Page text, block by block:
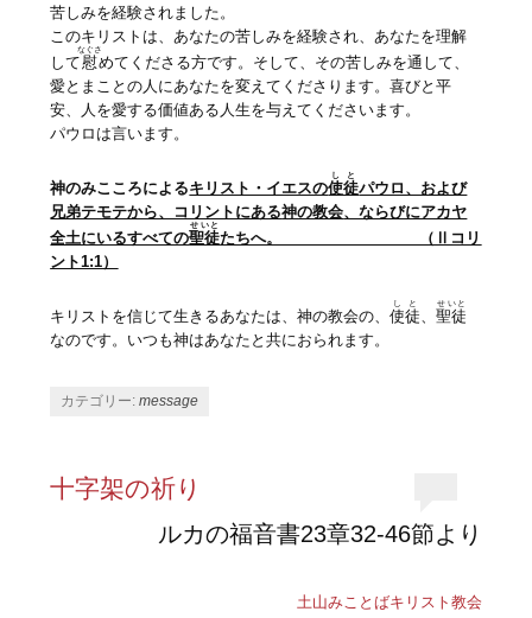
苦しみを経験されました。
このキリストは、あなたの苦しみを経験され、あなたを理解
して慰
なぐさ
めてくださる方です。そして、その苦しみを通して、
愛とまことの人にあなたを変えてくださります。喜びと平
安、人を愛する価値ある人生を与えてくださいます。
パウロは言います。
神のみこころによるキリスト・イエスの使徒
しと
パウロ、および
兄弟テモテから、コリントにある神の教会、ならびにアカヤ
全土にいるすべての聖徒
せいと
たちへ。 （Ⅱコリ
ント1:1）
キリストを信じて生きるあなたは、神の教会の、使徒
しと
、聖徒
せいと
なのです。いつも神はあなたと共におられます。
カテゴリー:message
十字架の祈り
ルカの福音書23章32-46節より
土山みことばキリスト教会